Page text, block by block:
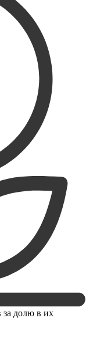
за долю в их